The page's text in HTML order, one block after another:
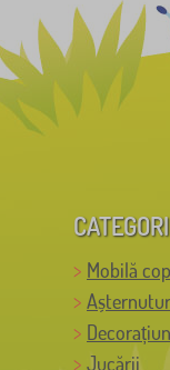
Mobilă
Jucării